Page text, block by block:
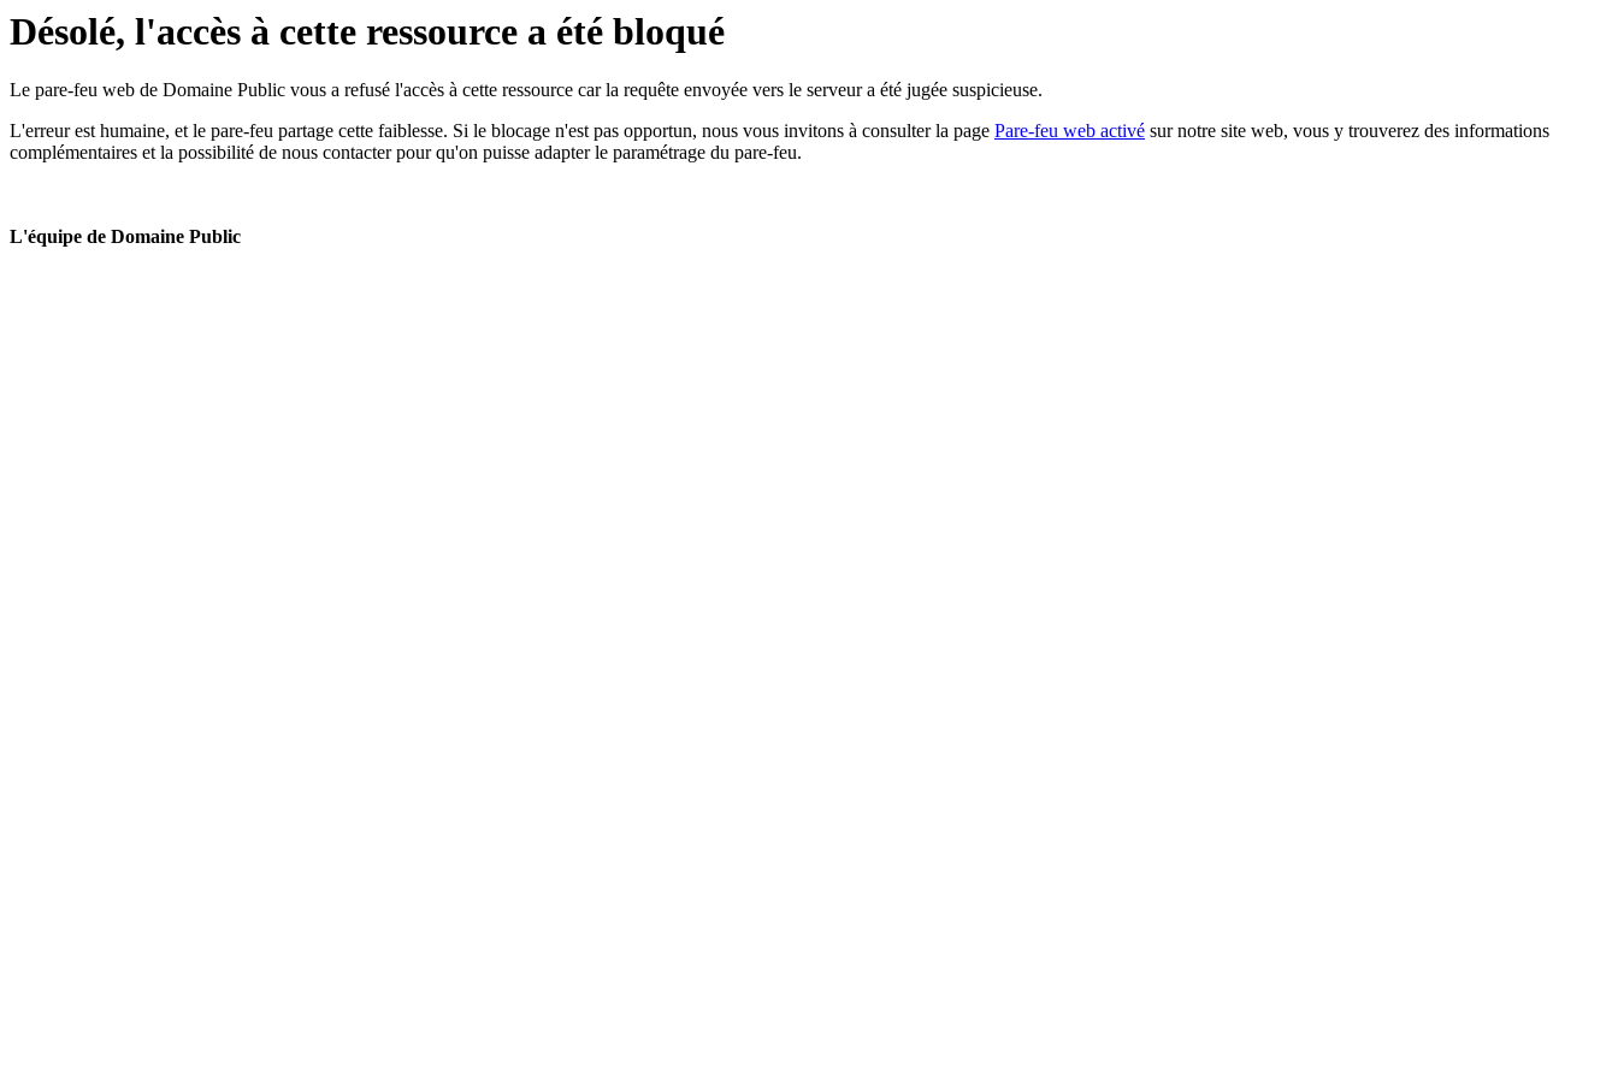
Désolé, l'accès à cette ressource a été bloqué
Le pare-feu web de Domaine Public vous a refusé l'accès à cette ressource car la requête envoyée vers le serveur a été jugée suspicieuse.
L'erreur est humaine, et le pare-feu partage cette faiblesse. Si le blocage n'est pas opportun, nous vous invitons à consulter la page Pare-feu web activé sur notre site web, vous y trouverez des informations
complémentaires et la possibilité de nous contacter pour qu'on puisse adapter le paramétrage du pare-feu.
L'équipe de Domaine Public